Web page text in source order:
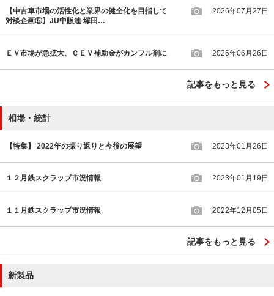
【中古車市場の活性化と業界の健全化を目指して
対談企画⑤】JU中販連 塚田…
2026年07月27日
ＥＶ市場が急拡大、ＣＥＶ補助金がカンフル剤に 2026年06月26日
記事をもっと見る
相場・統計
【特集】 2022年の振り返りと今後の展望 2023年01月26日
１２月鉄スクラップ市況情報 2023年01月19日
１１月鉄スクラップ市況情報 2022年12月05日
記事をもっと見る
新製品